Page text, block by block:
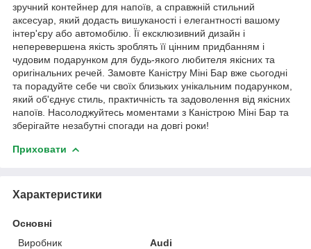
зручний контейнер для напоїв, а справжній стильний
аксесуар, який додасть вишуканості і елегантності вашому
інтер'єру або автомобілю. Її ексклюзивний дизайн і
неперевершена якість зроблять її цінним придбанням і
чудовим подарунком для будь-якого любителя якісних та
оригінальних речей. Замовте Каністру Міні Бар вже сьогодні
та порадуйте себе чи своїх близьких унікальним подарунком,
який об'єднує стиль, практичність та задоволення від якісних
напоїв. Насолоджуйтесь моментами з Каністрою Міні Бар та
зберігайте незабутні спогади на довгі роки!
Приховати
Характеристики
Основні
Виробник
Audi